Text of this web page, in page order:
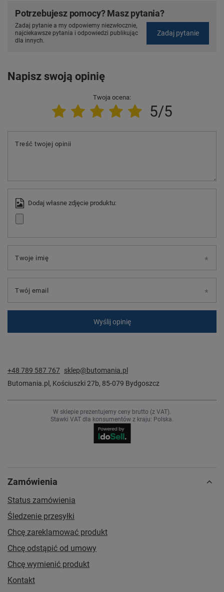
Potrzebujesz pomocy? Masz pytania?
Zadaj pytanie a my odpowiemy niezwłocznie,
najciekawsze pytania i odpowiedzi publikując
dla innych.
Zadaj pytanie
Napisz swoją opinię
Twoja ocena:
5/5
Treść twojej opinii
Dodaj własne zdjęcie produktu:
Twoje imię
Twój email
Wyślij opinię
+48 789 587 767 sklep@butomania.pl
Butomania.pl , Kościuszki 27b, 85-079 Bydgoszcz
W sklepie prezentujemy ceny brutto (z VAT).
Stawki VAT dla konsumentów z kraju: Polska.
Zamówienia
Status zamówienia
Śledzenie przesyłki
Chcę zareklamować produkt
Chcę odstąpić od umowy
Chcę wymienić produkt
Kontakt